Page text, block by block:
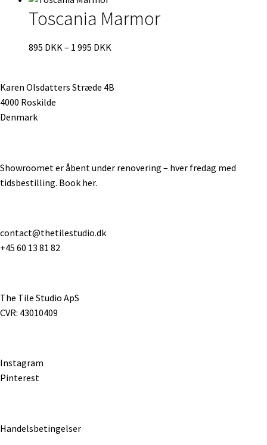
Toscania Marmor
895 DKK– 1 995 DKK
1
Karen Olsdatters Stræde 4B
4000 Roskilde
Denmark
Showroomet er åbent under renovering – hver fredag med
tidsbestilling. Book her.
contact@thetilestudio.dk
+45 60 13 81 82
The Tile Studio ApS
CVR: 43010409
Instagram
Pinterest
Handelsbetingelser